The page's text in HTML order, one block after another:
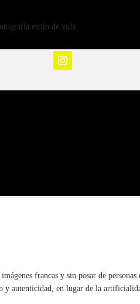
estilo de vida
francas y sin posar de
autenticidad, en lugar de la